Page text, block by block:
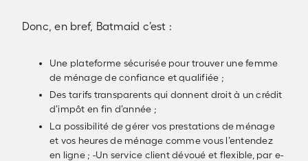
Donc, en bref, Batmaid c’est :
Une plateforme sécurisée pour trouver une femme
de ménage de confiance et qualifiée ;
Des tarifs transparents qui donnent droit à un crédit
d’impôt en fin d’année ;
La possibilité de gérer vos prestations de ménage
et vos heures de ménage comme vous l’entendez
en ligne ; -Un service client dévoué et flexible, par e-